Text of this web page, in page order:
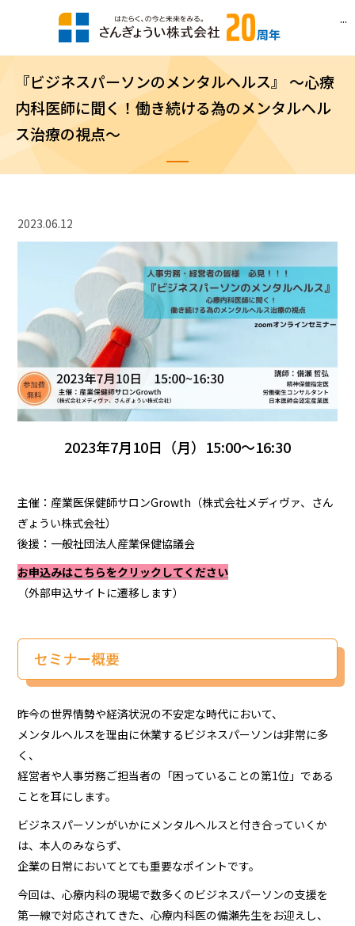
...
『ビジネスパーソンのメンタルヘルス』 ～心療
内科医師に聞く！働き続ける為のメンタルヘル
ス治療の視点～
2023.06.12
2023年7月10日（月）15:00～16:30
主催：産業医保健師サロンGrowth（株式会社メディヴァ、さん
ぎょうい株式会社）
後援：一般社団法人産業保健協議会
お申込みはこちらをクリックしてください
（外部申込サイトに遷移します）
セミナー概要
昨今の世界情勢や経済状況の不安定な時代において、
メンタルヘルスを理由に休業するビジネスパーソンは非常に多
く、
経営者や人事労務ご担当者の「困っていることの第1位」である
ことを耳にします。
ビジネスパーソンがいかにメンタルヘルスと付き合っていくか
は、本人のみならず、
企業の日常においてとても重要なポイントです。
今回は、心療内科の現場で数多くのビジネスパーソンの支援を
第一線で対応されてきた、心療内科医の備瀬先生をお迎えし、